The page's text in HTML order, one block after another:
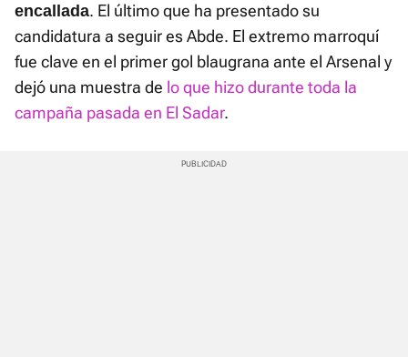
encallada. El último que ha presentado su
candidatura a seguir es Abde. El extremo marroquí
fue clave en el primer gol blaugrana ante el Arsenal y
dejó una muestra de lo que hizo durante toda la
campaña pasada en El Sadar.